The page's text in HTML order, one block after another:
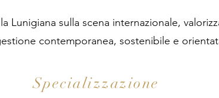
Lunigiana sulla scena internazionale,
contemporanea, sostenibile e
Specializzazione